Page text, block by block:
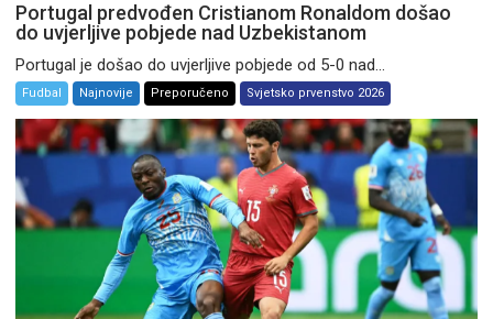
Portugal predvođen Cristianom Ronaldom došao
do uvjerljive pobjede nad Uzbekistanom
Portugal je došao do uvjerljive pobjede od 5-0 nad...
Fudbal Najnovije Preporučeno Svjetsko prvenstvo 2026